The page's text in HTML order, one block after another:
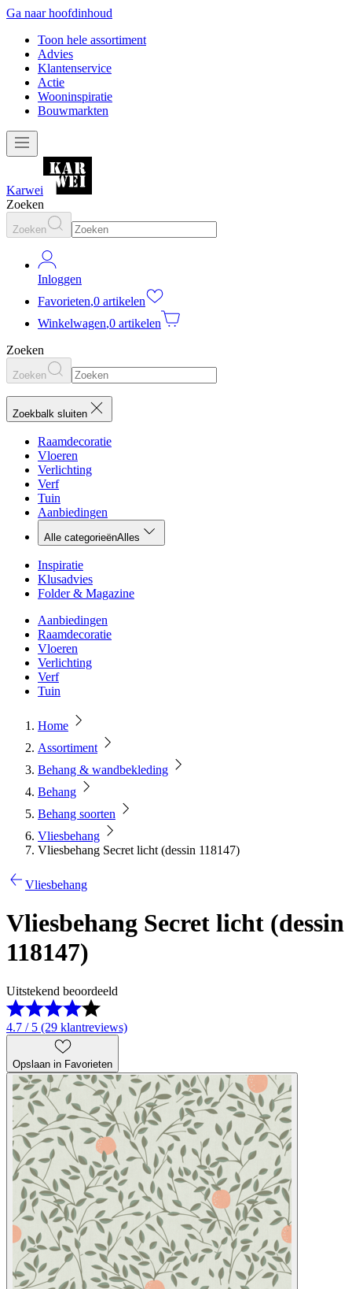
Ga naar hoofdinhoud
Toon hele assortiment
Advies
Klantenservice
Actie
Wooninspiratie
Bouwmarkten
Karwei
Zoeken
Zoeken
Inloggen
Favorieten,0 artikelen
Winkelwagen,0 artikelen
Zoeken
Zoeken
Zoekbalk sluiten
Raamdecoratie
Vloeren
Verlichting
Verf
Tuin
Aanbiedingen
Alle categorieënAlles
Inspiratie
Klusadvies
Folder & Magazine
Aanbiedingen
Raamdecoratie
Vloeren
Verlichting
Verf
Tuin
Home
Assortiment
Behang & wandbekleding
Behang
Behang soorten
Vliesbehang
Vliesbehang Secret licht (dessin 118147)
Vliesbehang
Vliesbehang Secret licht (dessin
118147)
Uitstekend beoordeeld
4.7 / 5 (29 klantreviews)
Opslaan in Favorieten